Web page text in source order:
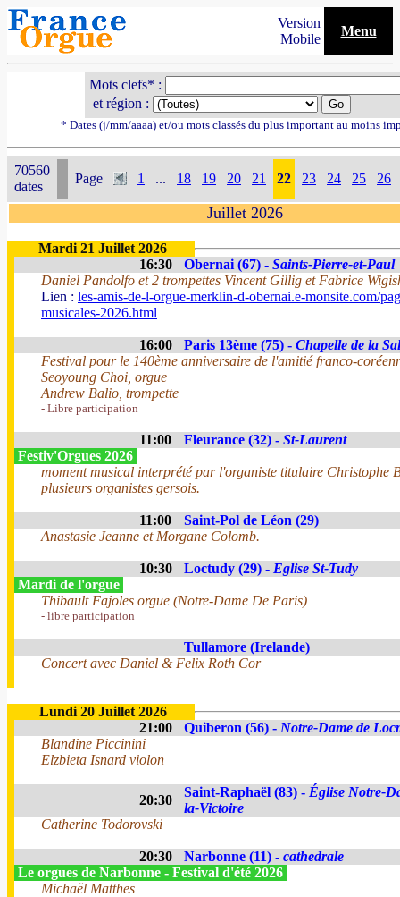
Version
Mobile
Menu
Mots clefs* :
et région :
* Dates (j/mm/aaaa) et/ou mots classés du plus important au moins
70560
dates
Page 1 ... 18 19 20 21 22 23 24 25 26
Juillet 2026
Mardi 21 Juillet 2026
16:30
Obernai (67) - Saints-Pierre-et-Paul
Daniel Pandolfo et 2 trompettes Vincent Gillig et Fabrice
Lien : les-amis-de-l-orgue-merklin-d-obernai.e-monsite.com/
musicales-2026.html
16:00 Paris 13ème (75) - Chapelle de la
Festival pour le 140ème anniversaire de l'amitié franco-
Seoyoung Choi, orgue
Andrew Balio, trompette
- Libre participation
11:00 Fleurance (32) - St-Laurent
Festiv'Orgues 2026
moment musical interprété par l'organiste titulaire Christophe
plusieurs organistes gersois.
11:00
Saint-Pol de Léon (29)
Anastasie Jeanne et Morgane Colomb.
10:30 Loctudy (29) - Eglise St-Tudy
Mardi de l'orgue
Thibault Fajoles orgue (Notre-Dame De Paris)
- libre participation
Tullamore (Irelande)
Concert avec Daniel & Felix Roth Cor
Lundi 20 Juillet 2026
21:00
Quiberon (56) - Notre-Dame de
Blandine Piccinini
Elzbieta Isnard violon
20:30
Saint-Raphaël (83) - Église Notre-
la-Victoire
Catherine Todorovski
20:30 Narbonne (11) - cathedrale
Le orgues de Narbonne - Festival d'été 2026
Michaël Matthes